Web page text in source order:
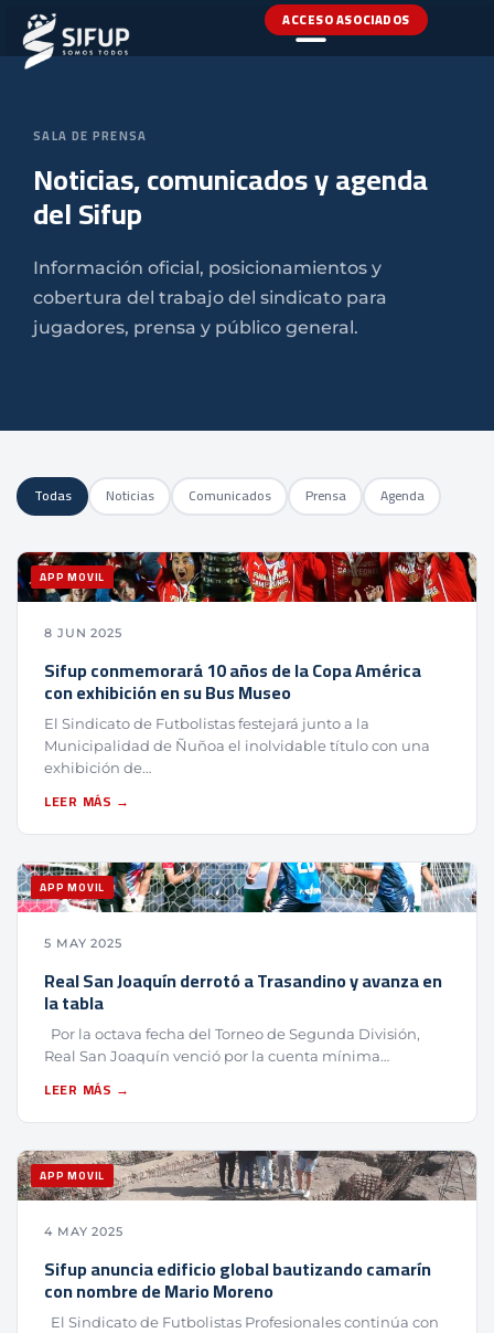
ACCESO ASOCIADOS
SALA DE PRENSA
Noticias, comunicados y agenda
del Sifup
Información oficial, posicionamientos y
cobertura del trabajo del sindicato para
jugadores, prensa y público general.
Todas Noticias Comunicados Prensa Agenda
APP MOVIL
8 JUN 2025
Sifup conmemorará 10 años de la Copa América
con exhibición en su Bus Museo
El Sindicato de Futbolistas festejará junto a la
Municipalidad de Ñuñoa el inolvidable título con una
exhibición de…
LEER MÁS →
APP MOVIL
5 MAY 2025
Real San Joaquín derrotó a Trasandino y avanza en
la tabla
Por la octava fecha del Torneo de Segunda División,
Real San Joaquín venció por la cuenta mínima…
LEER MÁS →
APP MOVIL
4 MAY 2025
Sifup anuncia edificio global bautizando camarín
con nombre de Mario Moreno
El Sindicato de Futbolistas Profesionales continúa con